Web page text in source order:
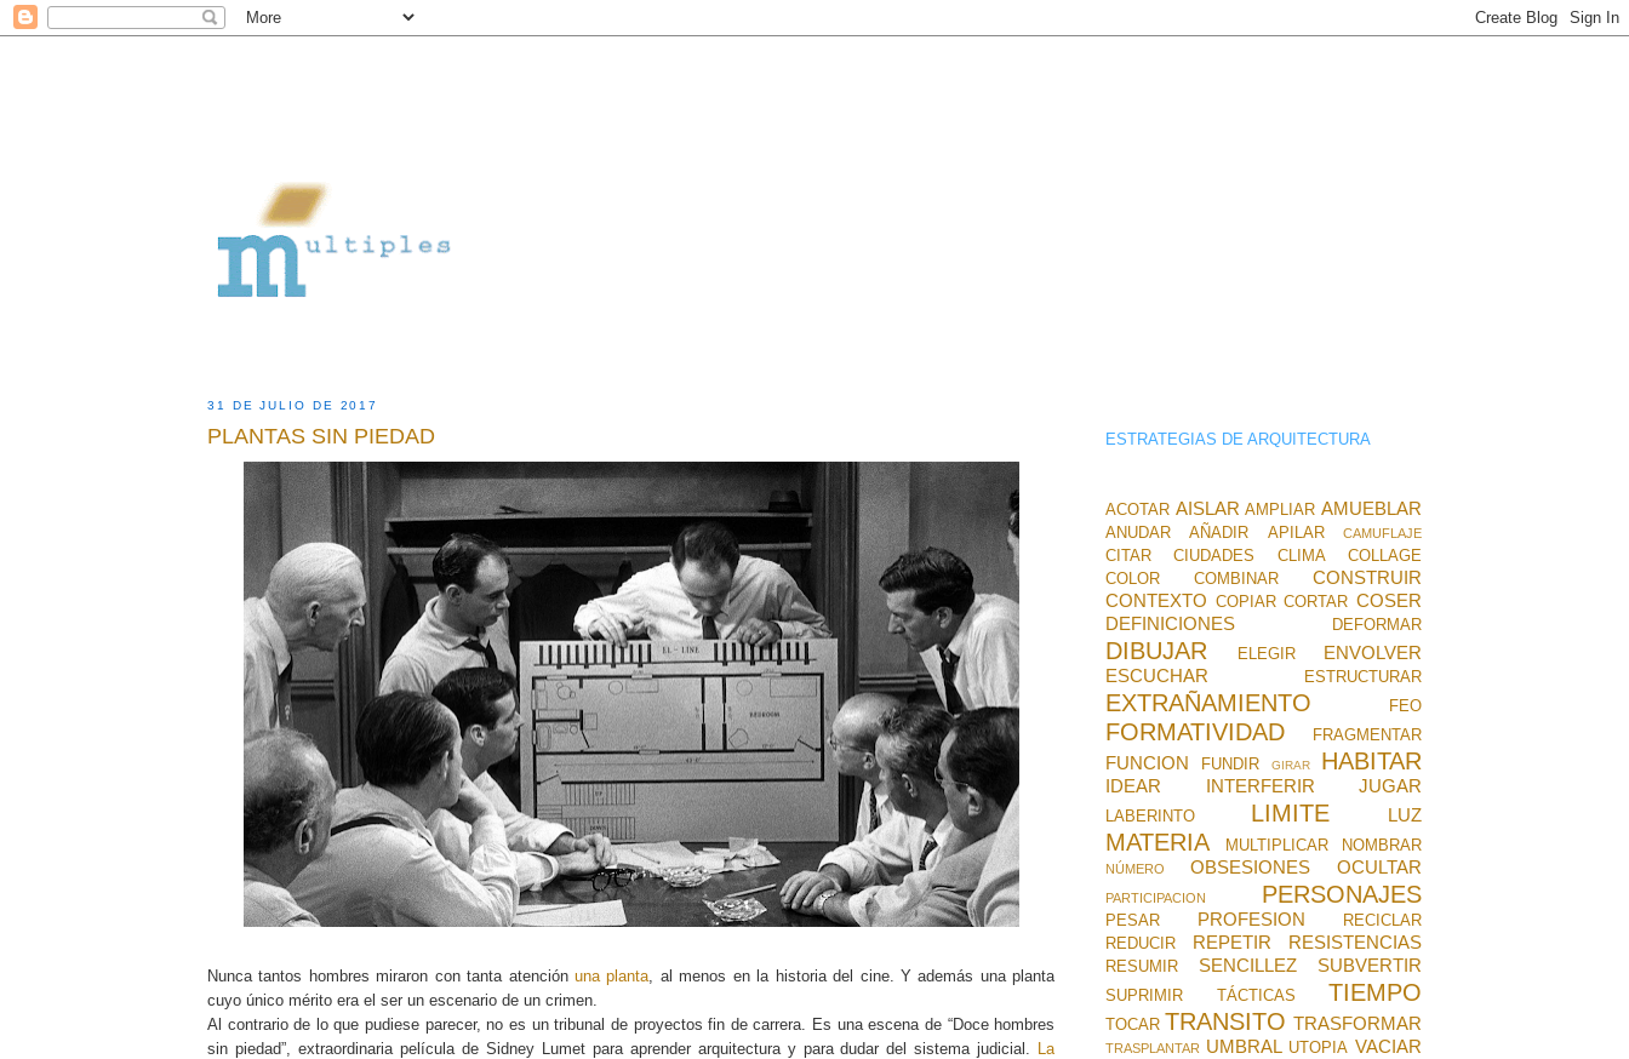
31 DE JULIO DE 2017
PLANTAS SIN PIEDAD
Nunca tantos hombres miraron con tanta atención una planta , al menos en la historia del cine. Y además una planta
cuyo único mérito era el ser un escenario de un crimen.
Al contrario de lo que pudiese parecer, no es un tribunal de proyectos fin de carrera. Es una escena de “Doce hombres
sin piedad”, extraordinaria película de Sidney Lumet para aprender arquitectura y para dudar del sistema judicial. La
ESTRATEGIAS DE ARQUITECTURA
ACOTAR AISLAR AMPLIAR AMUEBLAR
ANUDAR AÑADIR APILAR CAMUFLAJE
CITAR CIUDADES CLIMA
COLLAGE
COLOR
COMBINAR
CONSTRUIR
CONTEXTO COPIAR CORTAR COSER
DEFINICIONES
DEFORMAR
DIBUJAR ELEGIR
ENVOLVER
ESCUCHAR
ESTRUCTURAR
EXTRAÑAMIENTO FEO
FORMATIVIDAD FRAGMENTAR
FUNCION FUNDIR GIRAR HABITAR
IDEAR INTERFERIR JUGAR
LABERINTO LIMITE LUZ
MATERIA MULTIPLICAR NOMBRAR
NÚMERO OBSESIONES OCULTAR
PARTICIPACION PERSONAJES
PESAR PROFESION
RECICLAR
REDUCIR
REPETIR RESISTENCIAS
RESUMIR SENCILLEZ SUBVERTIR
SUPRIMIR TÁCTICAS TIEMPO
TOCAR TRANSITO TRASFORMAR
TRASPLANTAR UMBRAL UTOPIA VACIAR